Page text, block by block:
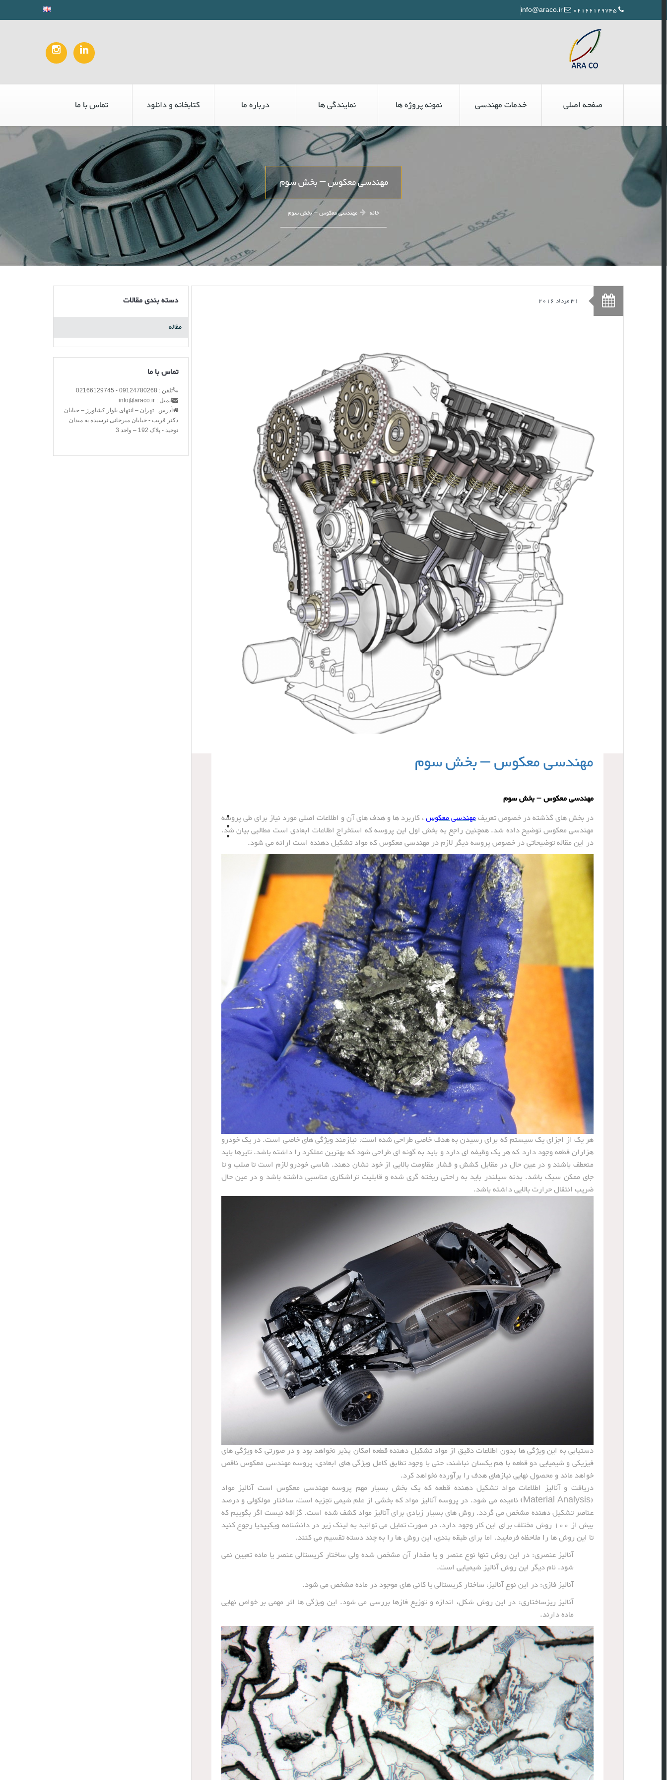
صفحه اصلی خدمات مهندسی نمونه پروژه ها نمایندگی ها درباره ما کتابخانه و دانلود تماس با ما
مهندسی معکوس – بخش سوم
خانه مهندسی معکوس – بخش سوم
31 مرداد 2016
مهندسی معکوس – بخش سوم
مهندسی معکوس – بخش سوم
در بخش های گذشته در خصوص تعریفمهندسی معکوس، کاربرد ها و هدف های آن و اطلاعات اصلی مورد نیاز برای طی پروسه
مهندسی معکوس توضیح داده شد. همچنین راجع به بخش اول این پروسه که استخراج اطلاعات ابعادی است مطالبی بیان شد.
در این مقاله توضیحاتی در خصوص پروسه دیگر لازم در مهندسی معکوس که مواد تشکیل دهنده است ارائه می شود.
هر یک از اجزای یک سیستم که برای رسیدن به هدف خاصی طراحی شده است، نیازمند ویژگی های خاصی است. در یک خودرو
هزاران قطعه وجود دارد که هر یک وظیفه ای دارد و باید به گونه ای طراحی شود که بهترین عملکرد را داشته باشد. تایرها باید
منعطف باشند و در عین حال در مقابل کشش و فشار مقاومت بالایی از خود نشان دهند. شاسی خودرو لازم است تا صلب و تا
جای ممکن سبک باشد. بدنه سیلندر باید به راحتی ریخته گری شده و قابلیت تراشکاری مناسبی داشته باشد و در عین حال
ضریب انتقال حرارت بالایی داشته باشد.
دستیابی به این ویژگی ها بدون اطلاعات دقیق از مواد تشکیل دهنده قطعه امکان پذیر نخواهد بود و در صورتی که ویژگی های
فیزیکی و شیمیایی دو قطعه با هم یکسان نباشند، حتی با وجود تطابق کامل ویژگی های ابعادی، پروسه مهندسی معکوس ناقص
خواهد ماند و محصول نهایی نیازهای هدف را برآورده نخواهد کرد.
دریافت و آنالیز اطلاعات مواد تشکیل دهنده قطعه که یک بخش بسیار مهم پروسه مهندسی معکوس است آنالیز مواد
(Material Analysis) نامیده می شود. در پروسه آنالیز مواد که بخشی از علم شیمی تجزیه است، ساختار مولکولی و درصد
عناصر تشکیل دهنده مشخص می گردد. روش های بسیار زیادی برای آنالیز مواد کشف شده است. گزافه نیست اگر بگوییم که
بیش از 100 روش مختلف برای این کار وجود دارد. در صورت تمایل می توانید به لینک زیر در دانشنامه ویکیپدیا رجوع کنید
تا این روش ها را ملاحظه فرمایید. اما برای طبقه بندی، این روش ها را به چند دسته تقسیم می کنند.
آنالیز عنصری: در این روش تنها نوع عنصر و یا مقدار آن مشخص شده ولی ساختار کریستالی عنصر یا ماده تعیین نمی
شود. نام دیگر این روش آنالیز شیمیایی است.
آنالیز فازی: در این نوع آنالیز، ساختار کریستالی یا کانی های موجود در ماده مشخص می شود.
آنالیز ریزساختاری: در این روش شکل، اندازه و توزیع فازها بررسی می شود. این ویژگی ها اثر مهمی بر خواص نهایی
ماده دارند.
دسته بندی مقالات
مقاله
تماس با ما
تلفن : 09124780268 - 02166129745
ایمیل : info@araco.ir
آدرس : تهران – انتهای بلوار کشاورز – خیابان
دکتر قریب - خیابان میرخانی نرسیده به میدان
توحید - پلاک 192 – واحد 3